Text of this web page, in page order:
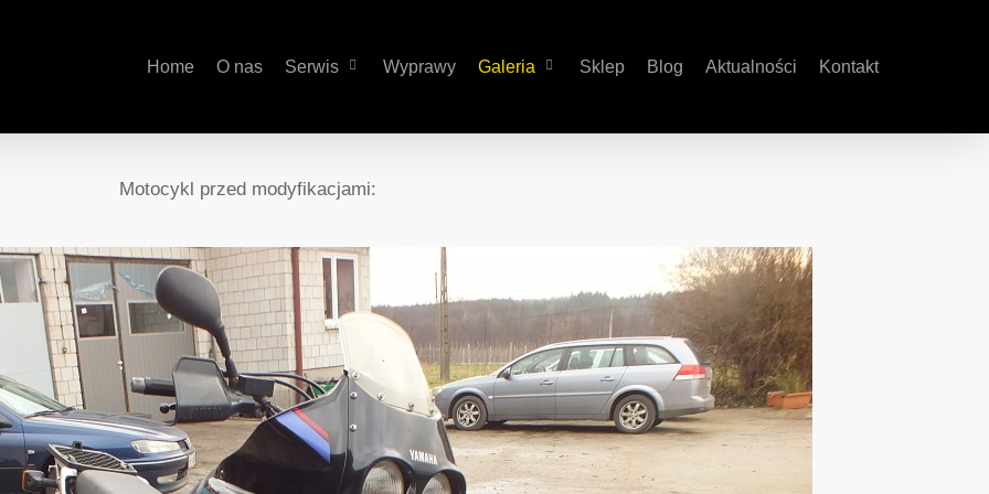
Home O nas Serwis Wyprawy Galeria Sklep Blog Aktualności Kontakt
Motocykl przed modyfikacjami: